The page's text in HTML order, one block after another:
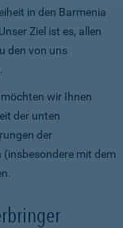
in den Barmenia
Ziel ist es, allen
den von uns
wir Ihnen
der unten
der
mit dem